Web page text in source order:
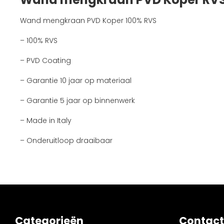
Wand mengkraan PVD Koper 100% RVS
– 100% RVS
– PVD Coating
– Garantie 10 jaar op materiaal
– Garantie 5 jaar op binnenwerk
– Made in Italy
– Onderuitloop draaibaar
Categorieën Contact